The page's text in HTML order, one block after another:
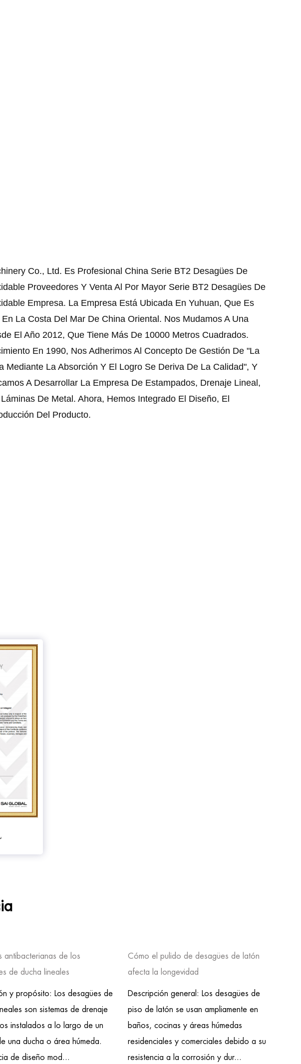
Co., Ltd. Es Profesional China Serie BT2 Desagües De
Proveedores YVenta Al Por Mayor Serie BT2 Desagües De
Empresa. La Empresa Está Ubicada En Yuhuan, Que Es
La Costa Del Mar De China Oriental. Nos Mudamos A Una
El Año 2012, Que Tiene Más De 10000 Metros Cuadrados.
En 1990, Nos Adherimos Al Concepto De Gestión De "la
Mediante La Absorción Y El Logro Se Deriva De La Calidad", Y
A Desarrollar La Empresa De Estampados, Drenaje Lineal,
De Metal. Ahora, Hemos Integrado El Diseño, El
Del Producto.
antibacterianas de los
de ducha lineales
y propósito: Los desagües de
son sistemas de drenaje
instalados a lo largo de un
una ducha o área húmeda.
de diseño mod...
Cómo el pulido de desagües de latón
afecta la longevidad
Descripción general: Los desagües de
piso de latón se usan ampliamente en
baños, cocinas y áreas húmedas
residenciales y comerciales debido a su
resistencia a la corrosión y dur...